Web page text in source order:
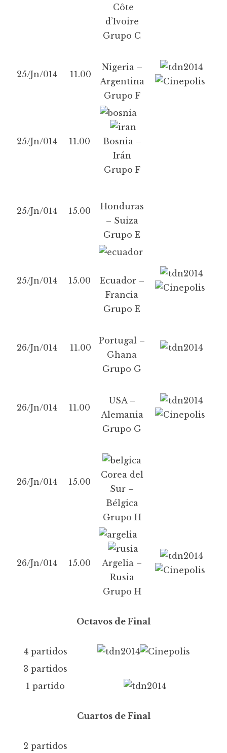
Côte
d’Ivoire
Grupo C
25/Jn/014 11.00
Nigeria –
Argentina
Grupo F
25/Jn/014 11.00
Bosnia –
Irán
Grupo F
25/Jn/014 15.00
Honduras
– Suiza
Grupo E
25/Jn/014 15.00
Ecuador –
Francia
Grupo E
26/Jn/014 11.00
Portugal –
Ghana
Grupo G
26/Jn/014 11.00
USA –
Alemania
Grupo G
26/Jn/014 15.00
Corea del
Sur –
Bélgica
Grupo H
26/Jn/014 15.00
Argelia –
Rusia
Grupo H
Octavos de Final
4 partidos
3 partidos
1 partido
Cuartos de Final
2 partidos